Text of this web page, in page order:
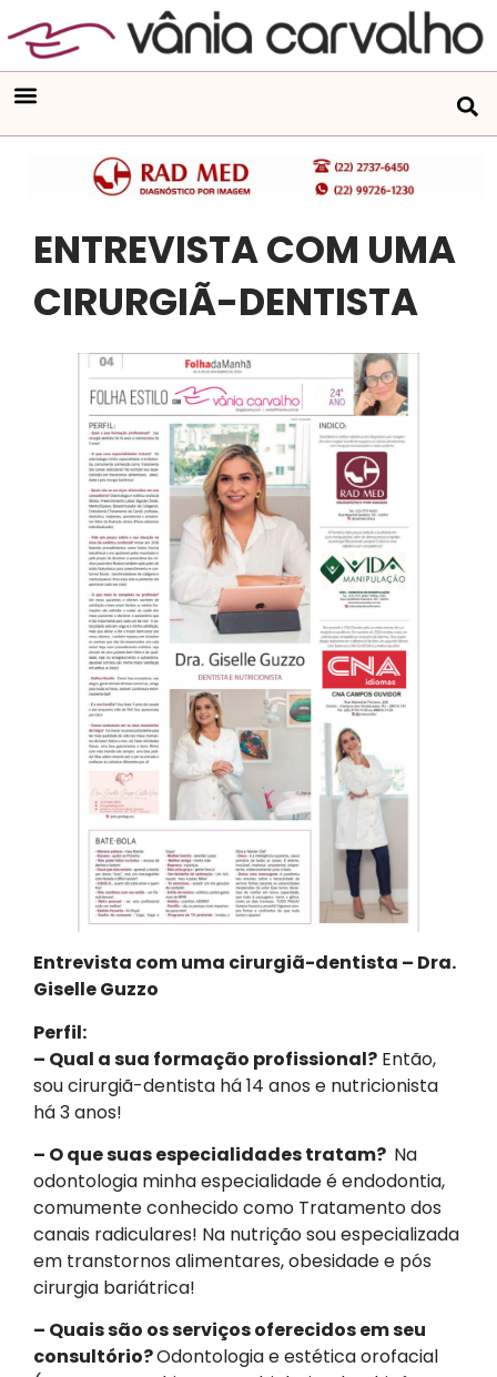
ENTREVISTA COM UMA
CIRURGIÃ-DENTISTA
Entrevista com uma cirurgiã-dentista – Dra.
Giselle Guzzo
Perfil:
– Qual a sua formação profissional? Então,
sou cirurgiã-dentista há 14 anos e nutricionista
há 3 anos!
– O que suas especialidades tratam? Na
odontologia minha especialidade é endodontia,
comumente conhecido como Tratamento dos
canais radiculares! Na nutrição sou especializada
em transtornos alimentares, obesidade e pós
cirurgia bariátrica!
– Quais são os serviços oferecidos em seu
consultório?Odontologia e estética orofacial